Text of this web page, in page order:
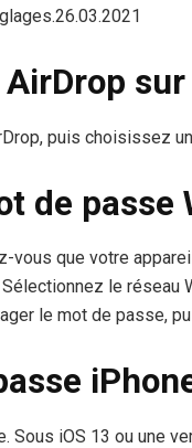
sur
puis choisissez
de passe
que votre
le réseau
le mot de passe,
iOS 13 ou une